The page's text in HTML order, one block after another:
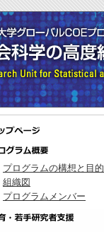
プログラムの構想と目的
組織図
プログラムメンバー